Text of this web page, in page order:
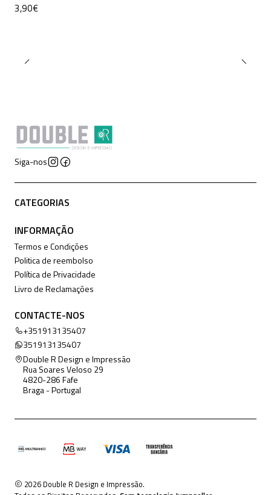
3,90€
Siga-nos
CATEGORIAS
INFORMAÇÃO
Termos e Condições
Politica de reembolso
Política de Privacidade
Livro de Reclamações
CONTACTE-NOS
+351913135407
351913135407
Double R Design e Impressão
Rua Soares Veloso 29
4820-286 Fafe
Braga - Portugal
2026 Double R Design e Impressão.